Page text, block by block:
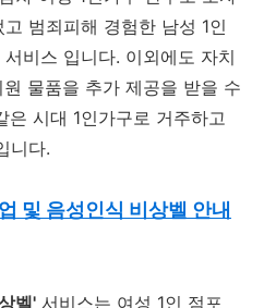
범죄피해 경험한 남성 1인
비스 입니다. 이외에도 자치
물품을 추가 제공을 받을 수
은 시대 1인가구로 거주하고
니다.
및 음성인식 비상벨 안내
벨' 서비스는 여성 1인 점포